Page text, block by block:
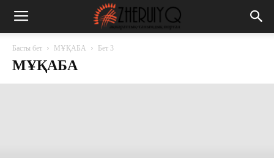
Басты бет МҰҚАБА Бет 3
МҰҚАБА